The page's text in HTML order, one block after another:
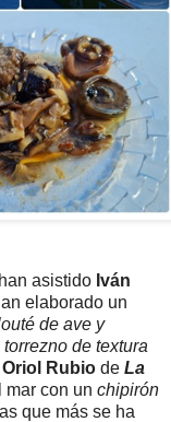
asistido Iván
elaborado un
de ave y
de textura
Rubio de La
mar con un chipirón
que más se ha